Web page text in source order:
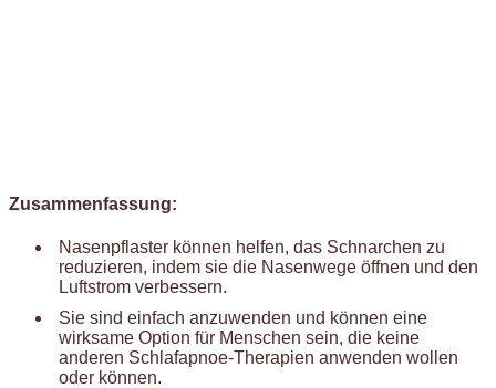
Zusammenfassung:
Nasenpflaster können helfen, das Schnarchen zu
reduzieren, indem sie die Nasenwege öffnen und den
Luftstrom verbessern.
Sie sind einfach anzuwenden und können eine
wirksame Option für Menschen sein, die keine
anderen Schlafapnoe-Therapien anwenden wollen
oder können.